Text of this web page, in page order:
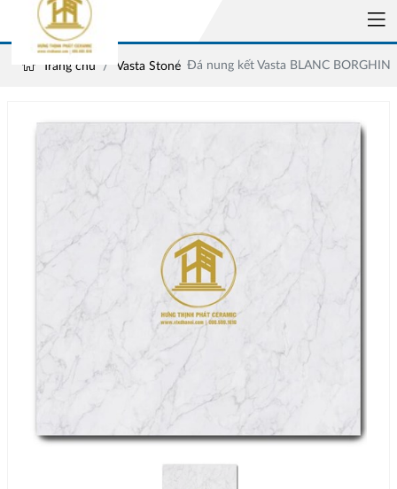
Trang chủ Vasta Stone Đá nung kết Vasta BLANC BORGHINI